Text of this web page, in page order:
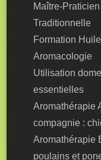
Maître-
Traditionnelle
Formation
Aromacologie
Utilisation
essentielles
Aromathérapie
compagnie :
Aromathérapie
poulains et